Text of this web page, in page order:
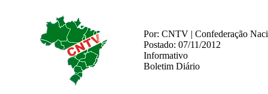
Por: CNTV | Confederação
Postado: 07/11/2012
Informativo
Boletim Diário